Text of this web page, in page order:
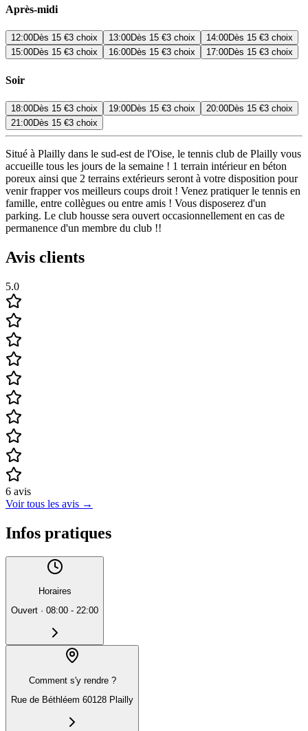
Après-midi
12:00Dès 15 €3 choix 13:00Dès 15 €3 choix 14:00Dès 15 €3 choix
15:00Dès 15 €3 choix 16:00Dès 15 €3 choix 17:00Dès 15 €3 choix
Soir
18:00Dès 15 €3 choix 19:00Dès 15 €3 choix 20:00Dès 15 €3 choix
21:00Dès 15 €3 choix
Situé à Plailly dans le sud-est de l'Oise, le tennis club de Plailly vous
accueille tous les jours de la semaine ! 1 terrain intérieur en béton
poreux ainsi que 2 terrains extérieurs seront à votre disposition pour
venir frapper vos meilleurs coups droit ! Venez pratiquer le tennis en
famille, entre collègues ou entre amis ! Vous disposerez d'un
parking. Le club housse sera ouvert occasionnellement en cas de
permanence d'un membre du club !!
Avis clients
5.0
6 avis
Voir tous les avis →
Infos pratiques
Horaires
Ouvert · 08:00 - 22:00
Comment s'y rendre ?
Rue de Béthléem 60128 Plailly